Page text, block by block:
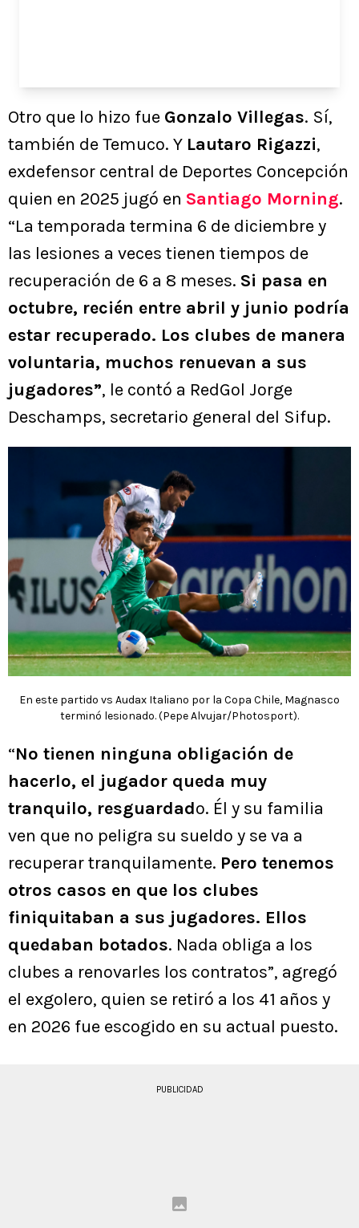
Otro que lo hizo fue Gonzalo Villegas. Sí,
también de Temuco. Y Lautaro Rigazzi,
exdefensor central de Deportes Concepción
quien en 2025 jugó en Santiago Morning.
“La temporada termina 6 de diciembre y
las lesiones a veces tienen tiempos de
recuperación de 6 a 8 meses. Si pasa en
octubre, recién entre abril y junio podría
estar recuperado. Los clubes de manera
voluntaria, muchos renuevan a sus
jugadores”, le contó a RedGol Jorge
Deschamps, secretario general del Sifup.
En este partido vs Audax Italiano por la Copa Chile, Magnasco
terminó lesionado. (Pepe Alvujar/Photosport).
“No tienen ninguna obligación de
hacerlo, el jugador queda muy
tranquilo, resguardado. Él y su familia
ven que no peligra su sueldo y se va a
recuperar tranquilamente. Pero tenemos
otros casos en que los clubes
finiquitaban a sus jugadores. Ellos
quedaban botados. Nada obliga a los
clubes a renovarles los contratos”, agregó
el exgolero, quien se retiró a los 41 años y
en 2026 fue escogido en su actual puesto.
PUBLICIDAD